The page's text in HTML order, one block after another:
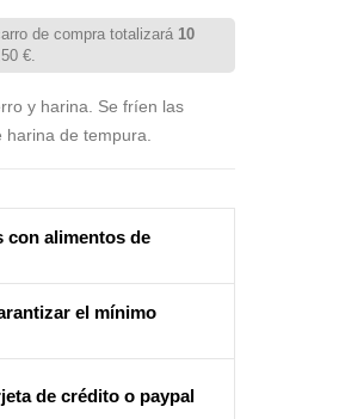
de compra totalizará 10
€.
y harina. Se fríen las
de tempura.
con alimentos de
el mínimo
de crédito o paypal